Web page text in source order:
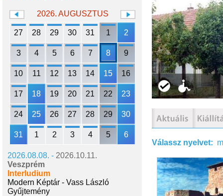
2026. AUGUSZTUS
27 28 29 30 31 1 2
3 4 5 6 7 8 9
10 11 12 13 14 15 16
17 18 19 20 21 22 23
24 25 26 27 28 29 30
31 1 2 3 4 5 6
2026.08.08. - 2026.10.11.
Veszprém
Interludium
Modern Képtár - Vass László
Gyűjtemény
Válassz nyelvet: